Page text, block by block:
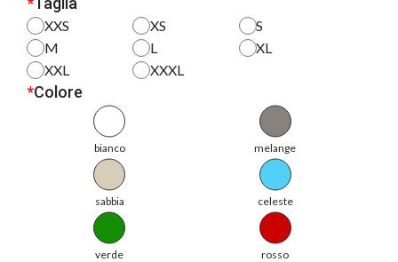
XXS XS
S
M
L
XL
XXL
XXXL
*Colore
bianco melange
sabbia celeste
verde rosso